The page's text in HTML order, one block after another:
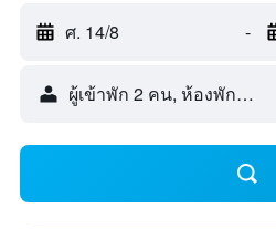
ศ. 14/8 -
ผู้เข้าพัก 2 คน, ห้องพัก 1 ห้อง